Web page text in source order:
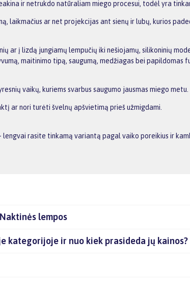
ir netrukdo natūraliam miego procesui, todėl yra
laikmačius ar net projekcijas ant sienų ir lubų, kurios
ar į lizdą jungiamų lempučių iki nešiojamų, silikoninių
maitinimo tipą, saugumą, medžiagas bei
vaikų, kuriems svarbus saugumo jausmas miego metu.
ar nori turėti švelnų apšvietimą prieš užmigdami.
rasite tinkamą variantą pagal vaiko poreikius ir
lempos
kategorijoje ir nuo kiek prasideda jų kainos?